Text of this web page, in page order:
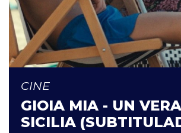
CINE
GIOIA MIA - UN
SICILIA